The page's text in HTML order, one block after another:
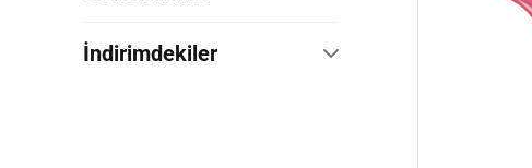
Stokta
İndirimdekiler